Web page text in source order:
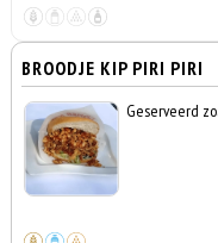
BROODJE KIP PIRI PIRI
Geserveerd